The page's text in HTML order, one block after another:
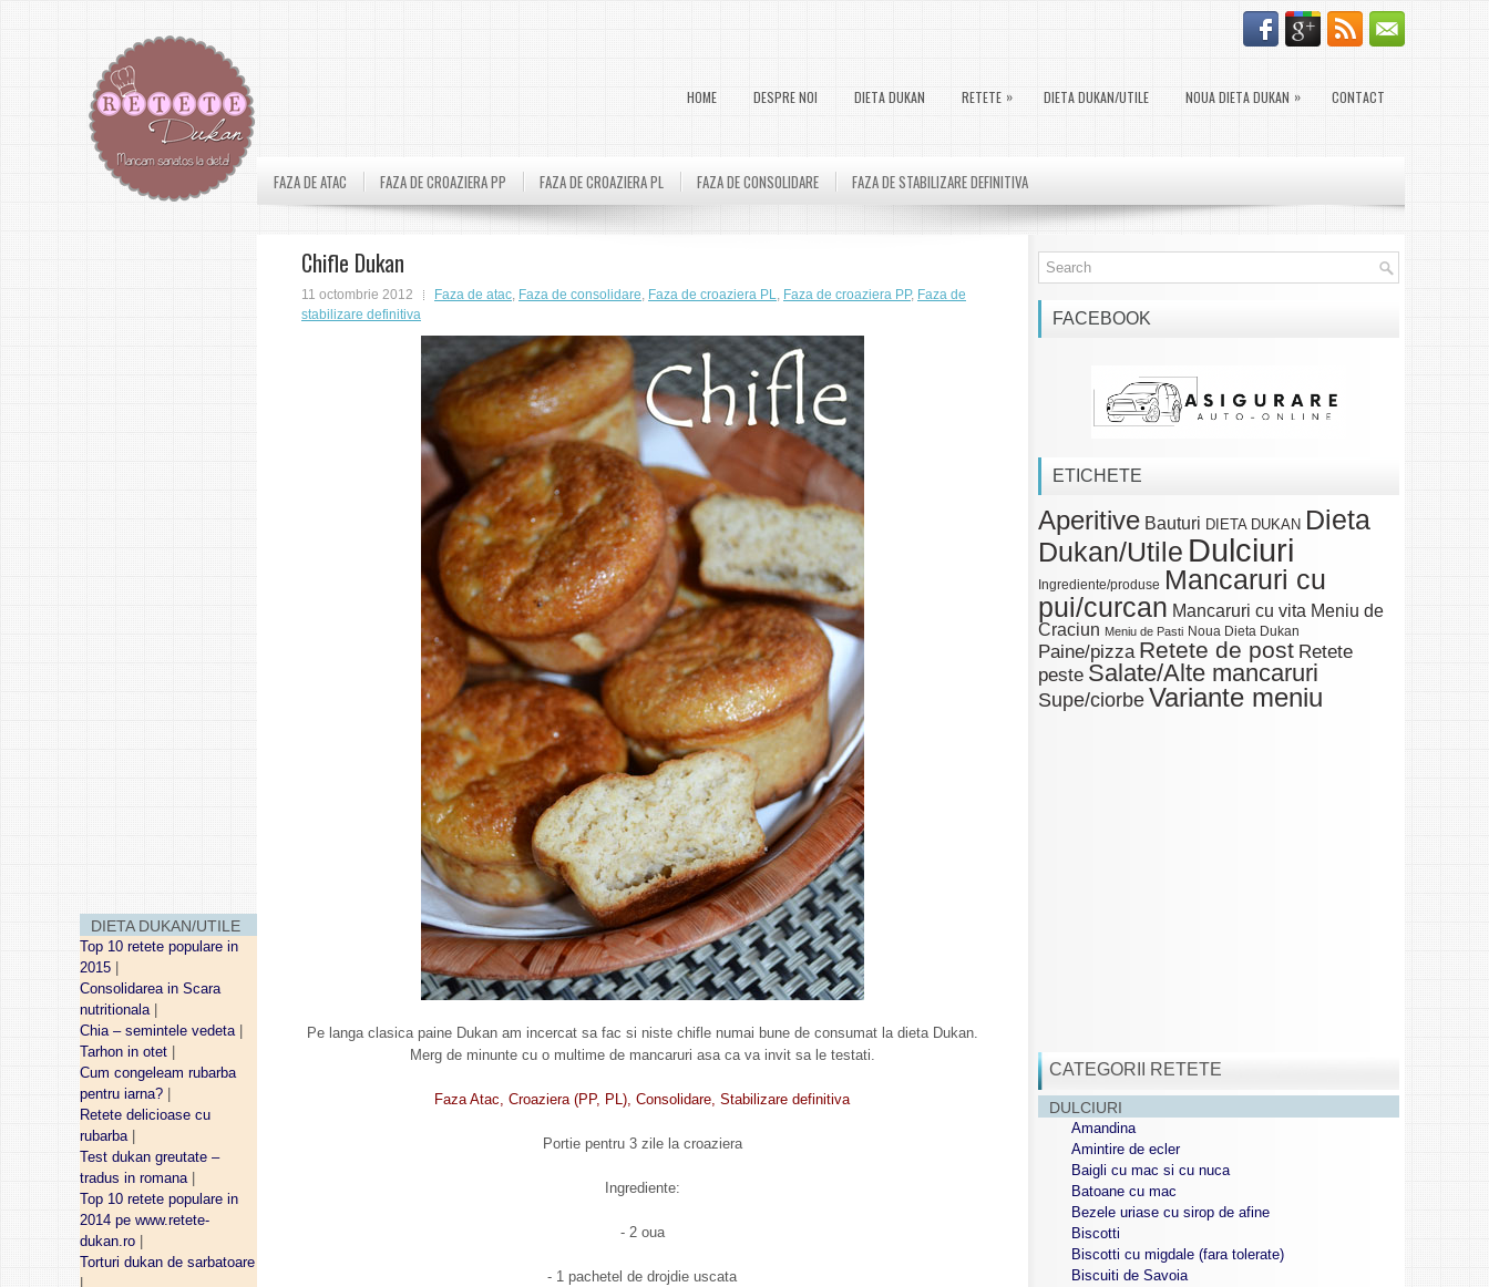
DIETA DUKAN/UTILE
Top 10 retete populare in
2015
Consolidarea in Scara
nutritionala
Chia – semintele vedeta
Tarhon in otet
Cum congeleam rubarba
pentru iarna?
Retete delicioase cu
rubarba
Test dukan greutate –
tradus in romana
Top 10 retete populare in
2014 pe www.retete-
dukan.ro
Torturi dukan de sarbatoare
HOME DESPRE NOI DIETA DUKAN RETETE » DIETA DUKAN/UTILE NOUA DIETA DUKAN » CONTACT
FAZA DE ATAC FAZA DE CROAZIERA PP FAZA DE CROAZIERA PL FAZA DE CONSOLIDARE FAZA DE STABILIZARE DEFINITIVA
Chifle Dukan
11 octombrie 2012 Faza de atac, Faza de consolidare, Faza de croaziera PL, Faza de croaziera PP, Faza de
stabilizare definitiva
Pe langa clasica paine Dukan am incercat sa fac si niste chifle numai bune de consumat la dieta Dukan.
Merg de minunte cu o multime de mancaruri asa ca va invit sa le testati.
Faza Atac, Croaziera (PP, PL), Consolidare, Stabilizare definitiva
Portie pentru 3 zile la croaziera
Ingrediente:
- 2 oua
- 1 pachetel de drojdie uscata
FACEBOOK
ETICHETE
Aperitive Bauturi DIETA DUKAN Dieta
Dukan/Utile Dulciuri
Ingrediente/produse Mancaruri cu
pui/curcan Mancaruri cu vita Meniu de
Craciun Meniu de Pasti Noua Dieta Dukan
Paine/pizza Retete de post Retete
peste Salate/Alte mancaruri
Supe/ciorbeVariante meniu
CATEGORII RETETE
DULCIURI
Amandina
Amintire de ecler
Baigli cu mac si cu nuca
Batoane cu mac
Bezele uriase cu sirop de afine
Biscotti
Biscotti cu migdale (fara tolerate)
Biscuiti de Savoia